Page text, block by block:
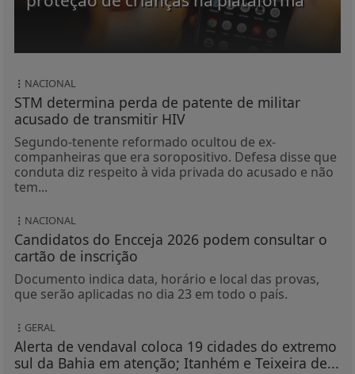
NACIONAL
STM determina perda de patente de militar
acusado de transmitir HIV
Segundo-tenente reformado ocultou de ex-
companheiras que era soropositivo. Defesa disse que
conduta diz respeito à vida privada do acusado e não
tem...
NACIONAL
Candidatos do Encceja 2026 podem consultar o
cartão de inscrição
Documento indica data, horário e local das provas,
que serão aplicadas no dia 23 em todo o país.
GERAL
Alerta de vendaval coloca 19 cidades do extremo
sul da Bahia em atenção; Itanhém e Teixeira de...